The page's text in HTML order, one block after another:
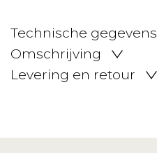
Technische gegevens
Omschrijving
Levering en retour